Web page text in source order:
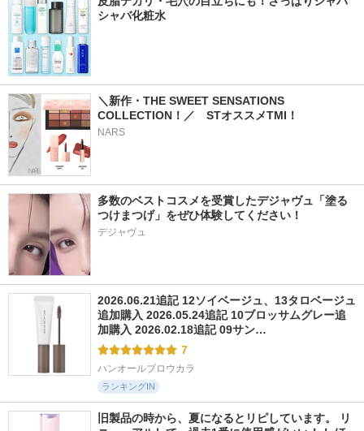
シャバ化粧水
＼新作・THE SWEET SENSATIONS
COLLECTION！／　STオススメTMI！
NARS
多数のベストコスメを受賞したデジャヴュ「塗る
つけまつげ」をぜひ体験してください！
デジャヴュ
2026.06.21追記 12ソイベージュ、13タロベージュ
追加購入 2026.05.24追記 10ブロッサムグレー追
加購入 2026.02.18追記 09サン…
7
ハンオールブロウカラ
ランキングIN
旧製品の時から、夏になるとリピしています。 リ